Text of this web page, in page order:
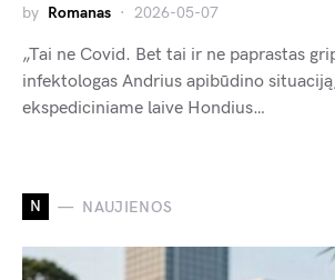
by Romanas 2026-05-07
„Tai ne Covid. Bet tai ir ne paprastas
infektologas Andrius apibūdino
ekspediciniame laive Hondius…
N NAUJIENOS